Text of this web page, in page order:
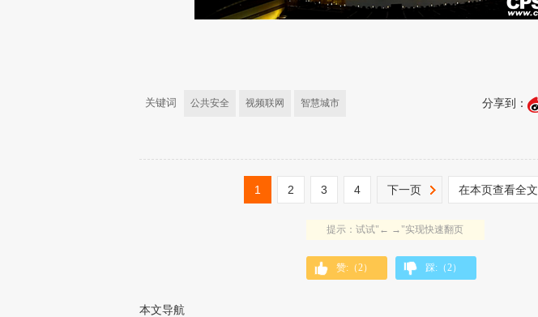
关键词 公共安全 视频联网 智慧城市 分享到：
1 2 3 4 下一页 在本页查看全文
提示：试试"← →"实现快速翻页
赞:（2） 踩:（2）
本文导航